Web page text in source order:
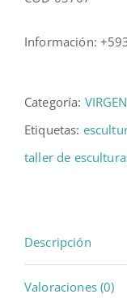
Información:
Categoría:
Etiquetas:
taller de
Descripción
Valoraciones (0)